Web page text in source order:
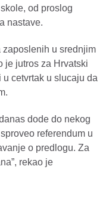
od proslog
nastave.
u srednjim
je jutros za Hrvatski
cetvrtak u slucaju da
dode do nekog
referendum u
o predlogu. Za
rekao je